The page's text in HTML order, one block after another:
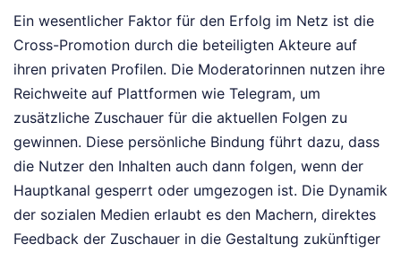
Ein wesentlicher Faktor für den Erfolg im Netz ist die
Cross-Promotion durch die beteiligten Akteure auf
ihren privaten Profilen. Die Moderatorinnen nutzen ihre
Reichweite auf Plattformen wie Telegram, um
zusätzliche Zuschauer für die aktuellen Folgen zu
gewinnen. Diese persönliche Bindung führt dazu, dass
die Nutzer den Inhalten auch dann folgen, wenn der
Hauptkanal gesperrt oder umgezogen ist. Die Dynamik
der sozialen Medien erlaubt es den Machern, direktes
Feedback der Zuschauer in die Gestaltung zukünftiger